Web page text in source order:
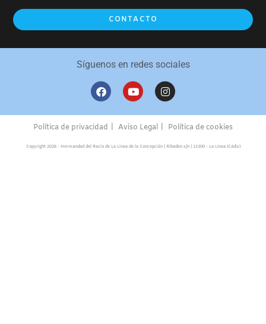
CONTACTO
Síguenos en redes sociales
Política de privacidad Aviso Legal Política de cookies
Copyright 2026 - Hermandad del Rocio de La Linea de la Concepción | Ribadeo s/n | 11300 - La LInea (Cádiz)